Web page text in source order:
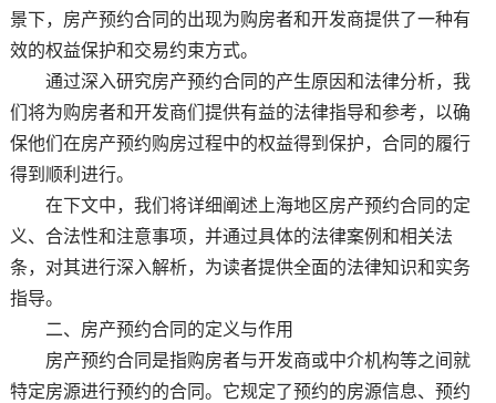
景下，房产预约合同的出现为购房者和开发商提供了一种有
效的权益保护和交易约束方式。
通过深入研究房产预约合同的产生原因和法律分析，我
们将为购房者和开发商们提供有益的法律指导和参考，以确
保他们在房产预约购房过程中的权益得到保护，合同的履行
得到顺利进行。
在下文中，我们将详细阐述上海地区房产预约合同的定
义、合法性和注意事项，并通过具体的法律案例和相关法
条，对其进行深入解析，为读者提供全面的法律知识和实务
指导。
二、房产预约合同的定义与作用
房产预约合同是指购房者与开发商或中介机构等之间就
特定房源进行预约的合同。它规定了预约的房源信息、预约